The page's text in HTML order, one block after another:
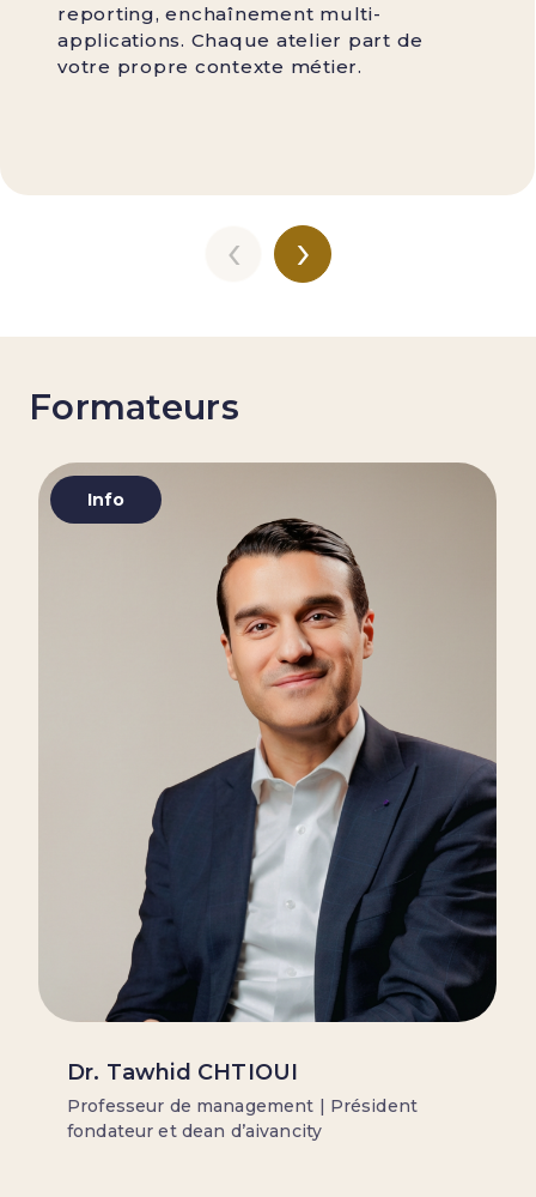
reporting, enchaînement multi-
applications. Chaque atelier part de
votre propre contexte métier.
‹ ›
Formateurs
Info
Dr. Tawhid CHTIOUI
Professeur de management | Président
fondateur et dean d’aivancity